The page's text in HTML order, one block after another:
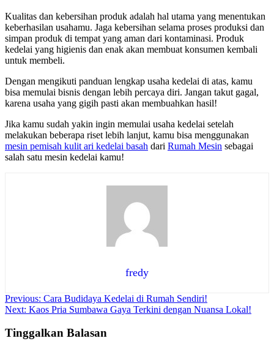
Kualitas dan kebersihan produk adalah hal utama yang menentukan
keberhasilan usahamu. Jaga kebersihan selama proses produksi dan
simpan produk di tempat yang aman dari kontaminasi. Produk
kedelai yang higienis dan enak akan membuat konsumen kembali
untuk membeli.
Dengan mengikuti panduan lengkap usaha kedelai di atas, kamu
bisa memulai bisnis dengan lebih percaya diri. Jangan takut gagal,
karena usaha yang gigih pasti akan membuahkan hasil!
Jika kamu sudah yakin ingin memulai usaha kedelai setelah
melakukan beberapa riset lebih lanjut, kamu bisa menggunakan
mesin pemisah kulit ari kedelai basah dari Rumah Mesin sebagai
salah satu mesin kedelai kamu!
fredy
Navigasi
pos
Previous: Cara Budidaya Kedelai di Rumah Sendiri!
Next: Kaos Pria Sumbawa Gaya Terkini dengan Nuansa Lokal!
Tinggalkan Balasan